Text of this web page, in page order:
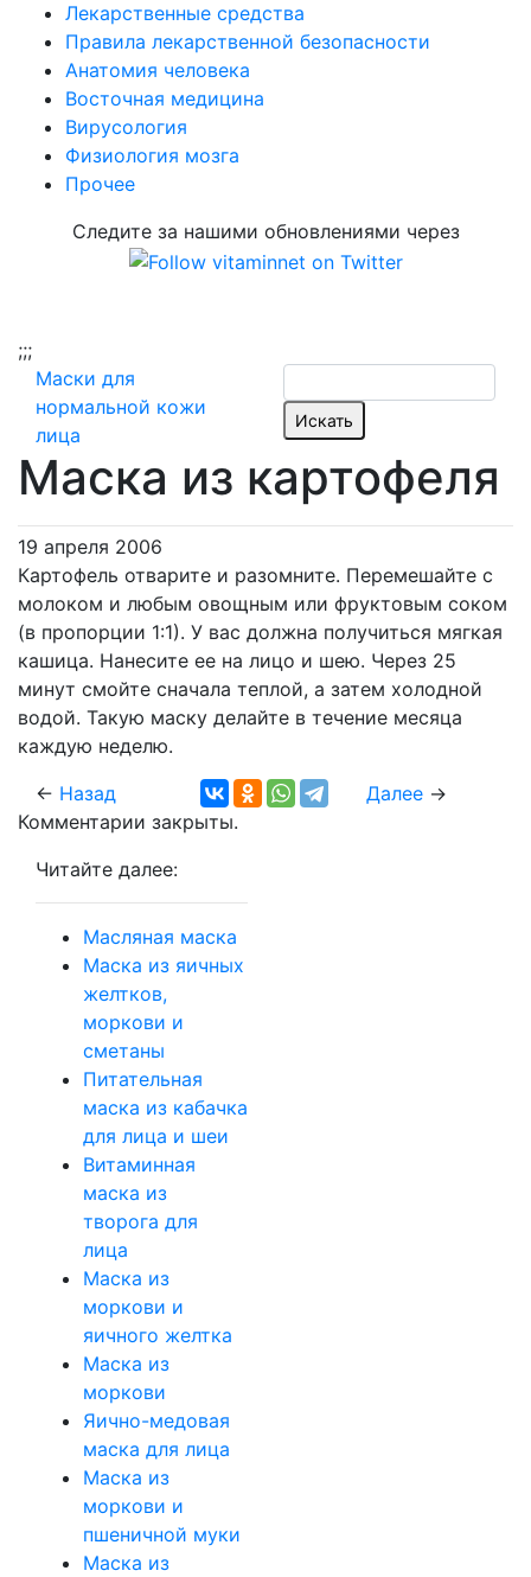
Лекарственные средства
Правила лекарственной безопасности
Aнатомия человека
Восточная медицина
Вирусология
Физиология мозга
Прочее
Следите за нашими обновлениями через
;;;
Маски для
нормальной кожи
лица
Маска из картофеля
19 апреля 2006
Картофель отварите и разомните. Перемешайте с
молоком и любым овощным или фруктовым соком
(в пропорции 1:1). У вас должна получиться мягкая
кашица. Нанесите ее на лицо и шею. Через 25
минут смойте сначала теплой, а затем холодной
водой. Такую маску делайте в течение месяца
каждую неделю.
← Назад Далее→
Комментарии закрыты.
Читайте далее:
Масляная маска
Маска из яичных
желтков,
моркови и
сметаны
Питательная
маска из кабачка
для лица и шеи
Витаминная
маска из
творога для
лица
Маска из
моркови и
яичного желтка
Маска из
моркови
Яично-медовая
маска для лица
Маска из
моркови и
пшеничной муки
Маска из